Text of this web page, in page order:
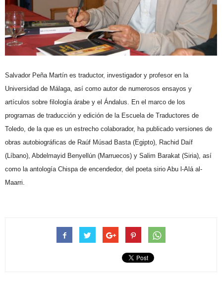
Salvador Peña Martín es traductor, investigador y profesor en la
Universidad de Málaga, así como autor de numerosos ensayos y
artículos sobre filología árabe y el Ándalus. En el marco de los
programas de traducción y edición de la Escuela de Traductores de
Toledo, de la que es un estrecho colaborador, ha publicado versiones de
obras autobiográficas de Raúf Músad Basta (Egipto), Rachid Daíf
(Líbano), Abdelmayid Benyellún (Marruecos) y Salim Barakat (Siria), así
como la antología Chispa de encendedor, del poeta sirio Abu l-Alá al-
Maarri.